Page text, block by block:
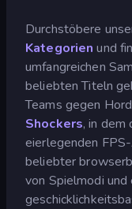
Durchstöbere
Kategorien und
umfangreichen
beliebten Titeln
Teams gegen
Shockers, in dem
eierlegenden
beliebter
von Spielmodi und